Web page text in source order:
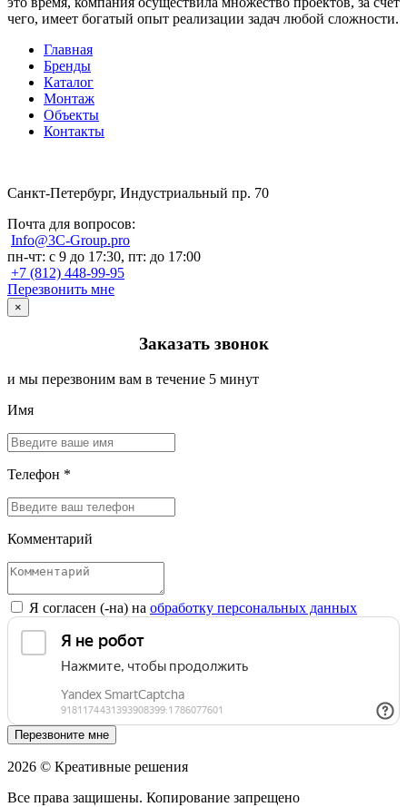
чего, имеет богатый опыт реализации задач любой сложности.
Главная
Бренды
Каталог
Монтаж
Объекты
Контакты
Санкт-Петербург, Индустриальный пр. 70
Почта для вопросов:
Info@3C-Group.pro
пн-чт: с 9 до 17:30, пт: до 17:00
+7 (812) 448-99-95
Перезвонить мне
×
Заказать звонок
и мы перезвоним вам в течение 5 минут
Имя
Телефон *
Комментарий
Я согласен (-на) на обработку персональных данных
Перезвоните мне
2026 © Креативные решения
Все права защишены. Копирование запрещено